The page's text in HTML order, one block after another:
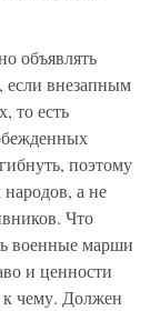
объявлять
если внезапным
то есть
поэтому
а не
Что
военные марши
и ценности
к чему. Должен